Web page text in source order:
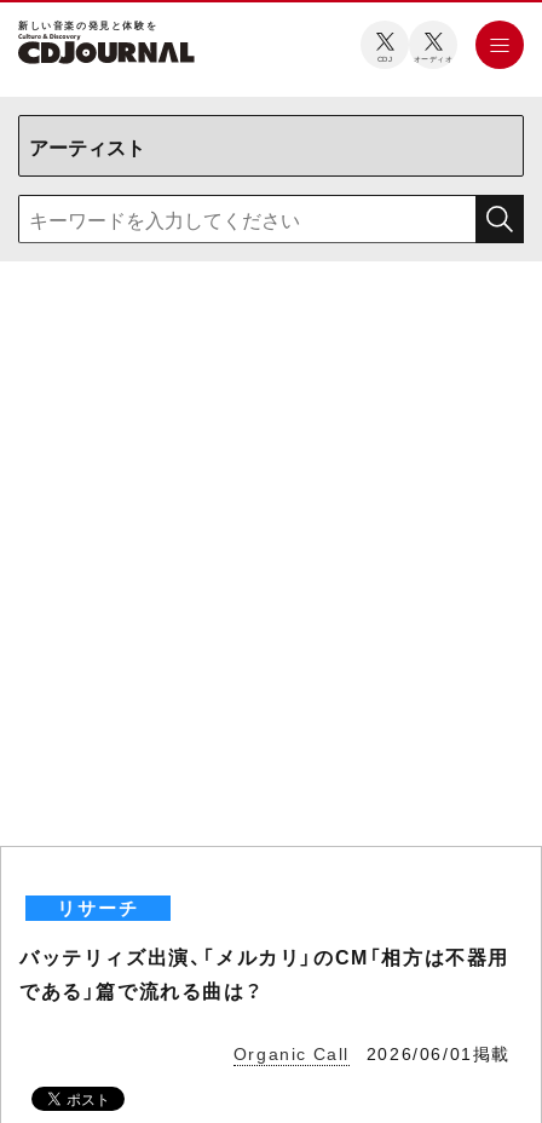
新しい⾳楽の発⾒と体験を
CDJ オーディオ
リサーチ
バッテリィズ出演、「メルカリ」のCM「相方は不器用
である」篇で流れる曲は？
Organic Call 2026/06/01掲載